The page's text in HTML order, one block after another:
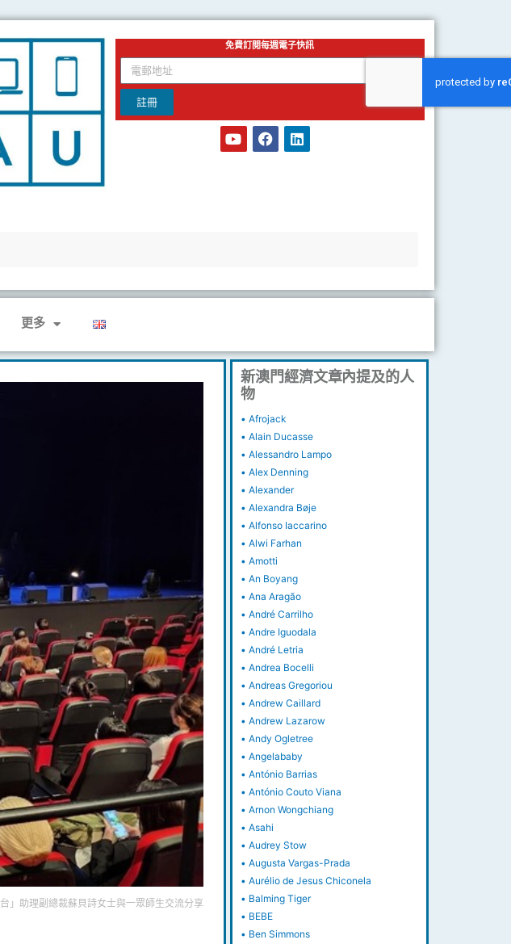
免費訂閱每週電子快訊
email
註冊
更多
台」助理副總裁蘇貝詩女士與一眾師生交流分享
新澳門經濟文章內提及的人
物
•Afrojack
•Alain Ducasse
•Alessandro Lampo
•Alex Denning
•Alexander
•Alexandra Bøje
•Alfonso Iaccarino
•Alwi Farhan
•Amotti
•An Boyang
•Ana Aragão
•André Carrilho
•Andre Iguodala
•André Letria
•Andrea Bocelli
•Andreas Gregoriou
•Andrew Caillard
•Andrew Lazarow
•Andy Ogletree
•Angelababy
•António Barrias
•António Couto Viana
•Arnon Wongchiang
•Asahi
•Audrey Stow
•Augusta Vargas-Prada
•Aurélio de Jesus Chiconela
• Balming Tiger
• BEBE
• Ben Simmons